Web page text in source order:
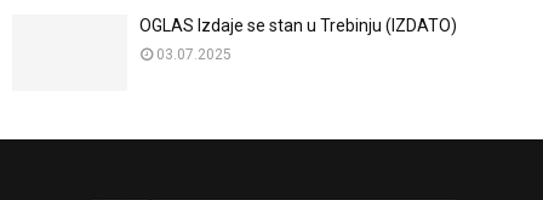
OGLAS Izdaje se stan u Trebinju (IZDATO)
03.07.2025